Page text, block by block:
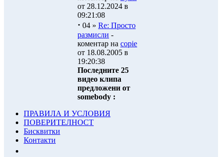
от 28.12.2024 в
09:21:08
· 04 » Re: Просто
размисли -
коментар на copie
от 18.08.2005 в
19:20:38
Последните 25
видео клипа
предложени от
somebody :
ПРАВИЛА И УСЛОВИЯ
ПОВЕРИТЕЛНОСТ
Бисквитки
Контакти